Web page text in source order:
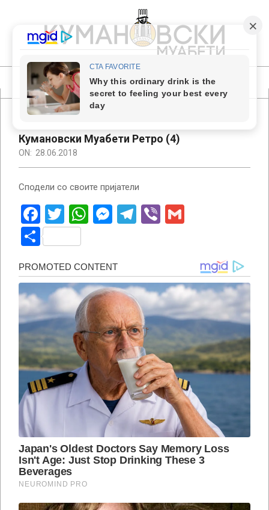
content
КУМАНОВСКИ
МУАБЕТИ
Primary
Navigation
Кумановски Муабети Ретро (4)
ON: 28.06.2018
Сподели со своите пријатели
Facebook
Twitter
WhatsApp
Messenger
Telegram
Viber
Share